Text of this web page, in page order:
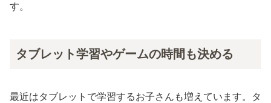
す。
タブレット学習やゲームの時間も決める
最近はタブレットで学習するお子さんも増えています。タ